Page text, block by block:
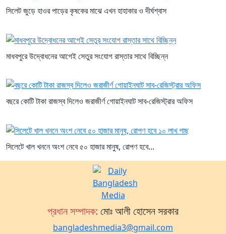
সিলেট জুড়ে হাওর পাড়ের কৃষকের মাঝে এখন হাহাকার ও দীর্ঘশ্বাস
মাধবপুরে উদ্বোধনের আগেই সেতুর সংযোগ রাস্তার সাথে বিচ্ছিন্ন
বছরে কোটি টাকা রাজস্ব দিলেও জরাজীর্ণ গোয়াইনঘাট সাব-রেজিস্ট্রার অফিস
সিলেটে খাল খননে অংশ নেবে ৫০ হাজার মানুষ, রোপণ হবে...
প্রধান সম্পাদক: মোঃ আলী হোসেন সরকার
bangladeshmedia3@gmail.com